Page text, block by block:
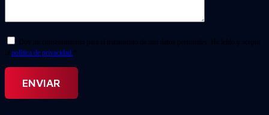
Doy mi consentimiento para el tratamiento de mis datos personales. He leído y acepto
la política de privacidad. *